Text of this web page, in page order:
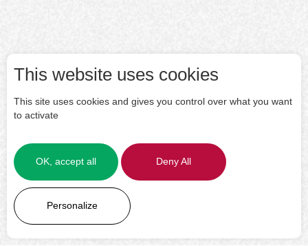
This website uses cookies
This site uses cookies and gives you control over what you want
to activate
OK, accept all Deny All
Personalize